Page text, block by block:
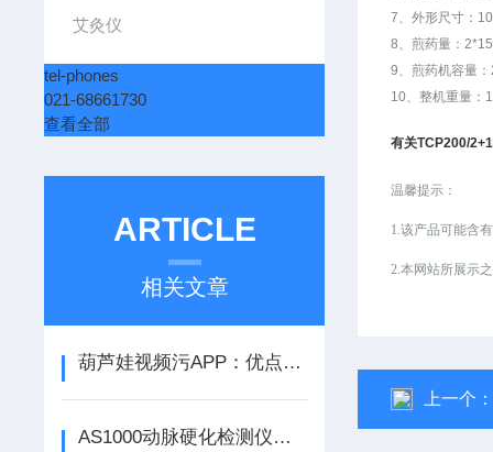
艾灸仪
tel-phones
021-68661730
查看全部
ARTICLE
相关文章
葫芦娃视频污APP：优点与应用前景
AS1000动脉硬化检测仪的功能特点介绍
7、外形尺寸：
8、煎药量：
9、煎药机容量
10、整机重量：
有关TCP200/
温馨提示：
1.该产品可能含
2.本网站所展示
上一个：